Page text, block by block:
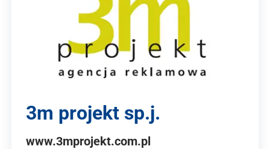
3m projekt sp.j.
www.3mprojekt.com.pl